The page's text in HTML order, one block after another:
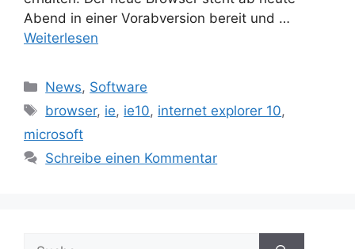
Abend in einer Vorabversion bereit und …
Weiterlesen
Kategorien
News, Software
Schlagwörter
browser, ie, ie10, internet explorer 10,
microsoft
Schreibe einen Kommentar